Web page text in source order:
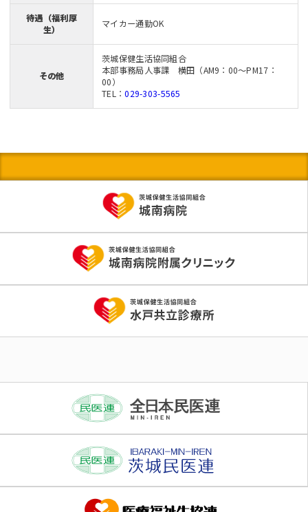
待遇（福利厚
生）
マイカー通勤OK
その他
茨城保健生活協同組合
本部事務局人事課 横田（AM9：00～PM17：
00）
TEL：029-303-5565